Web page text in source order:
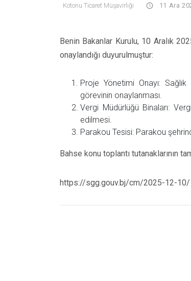
Kotonu Ticaret Müşavirliği 11 Ara
Benin Bakanlar Kurulu, 10 Aralık
onaylandığı duyurulmuştur:
Proje Yönetimi Onayı:
görevinin onaylanması.
Vergi Müdürlüğü Binaları:
edilmesi.
Parakou Tesisi: Parakou
Bahse konu toplantı tutanaklarının
https://sgg.gouv.bj/cm/2025-12-10/